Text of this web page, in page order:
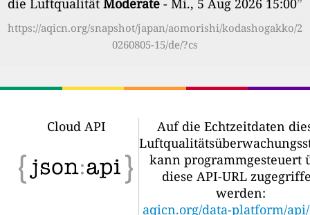
https://aqicn.org/snapshot/japan/aomorishi/kodashogakko/2
0260805-15/de/?cs
Cloud API
Auf die Echtzeitdaten
kann programmgesteuert
diese API-URL
werden:
aqicn.org/data-platform/